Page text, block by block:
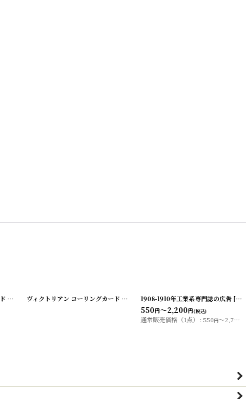
[20200327-27]
ヴィクトリアン コーリングカード [20200327-41]
1908-1910年工業系専門誌の広告[
550円～2,200円(税込)
通常販売価格（1点）: 550円～2,750 円